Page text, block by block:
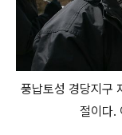
풍납토성 경당지구
절이다.